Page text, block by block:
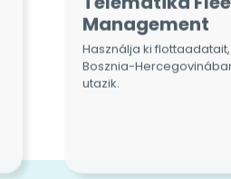
utazik.